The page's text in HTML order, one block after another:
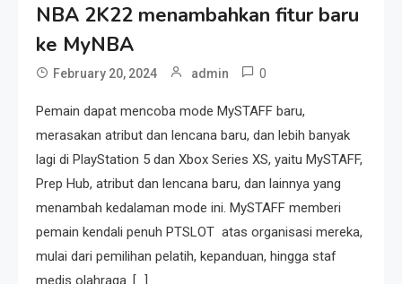
NBA 2K22 menambahkan fitur baru
ke MyNBA
February 20, 2024 admin 0
Pemain dapat mencoba mode MySTAFF baru,
merasakan atribut dan lencana baru, dan lebih banyak
lagi di PlayStation 5 dan Xbox Series XS, yaitu MySTAFF,
Prep Hub, atribut dan lencana baru, dan lainnya yang
menambah kedalaman mode ini. MySTAFF memberi
pemain kendali penuh PTSLOT atas organisasi mereka,
mulai dari pemilihan pelatih, kepanduan, hingga staf
medis olahraga. […]